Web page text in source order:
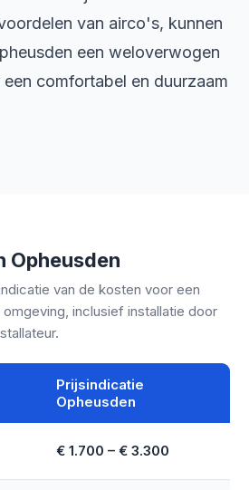
van airco's, kunnen
een weloverwogen
comfortabel en duurzaam
Opheusden
van de kosten voor een
inclusief installatie door
Prijsindicatie
Opheusden
€ 1.700 – € 3.300